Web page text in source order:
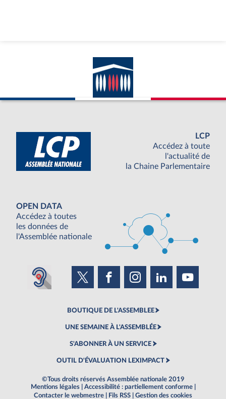
LCP
Accédez à toute
l'actualité de
la Chaine Parlementaire
OPEN DATA
Accédez à toutes
les données de
l'Assemblée nationale
BOUTIQUE DE L'ASSEMBLEE
UNE SEMAINE À L'ASSEMBLÉE
S'ABONNER À UN SERVICE
OUTIL D'ÉVALUATION LEXIMPACT
©Tous droits réservés Assemblée nationale 2019
Mentions légales
Accessibilité : partiellement conforme
Contacter le webmestre
Fils RSS Gestion des cookies